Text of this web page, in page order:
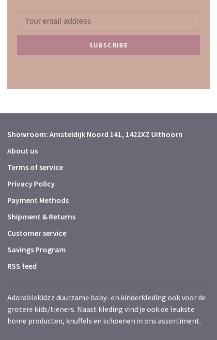
SUBSCRIBE
Showroom: Amsteldijk Noord 141, 1422XZ Uithoorn
About us
Terms of service
Privacy Policy
Payment Methods
Shipment & Returns
Customer service
Savings Program
RSS feed
Adorablekidzz duurzame baby- en kinderkleding ook voor de
grotere kids/tieners. Naast kleding vind je ook de leukste
home producten, knuffels en schoenen in ons assortiment.